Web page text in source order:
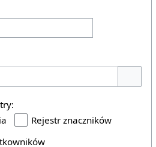
Rejestr znaczników